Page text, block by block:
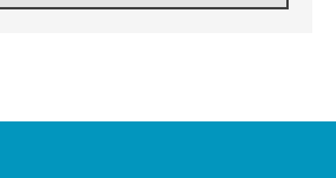
«la paix ne s'achète pas avec